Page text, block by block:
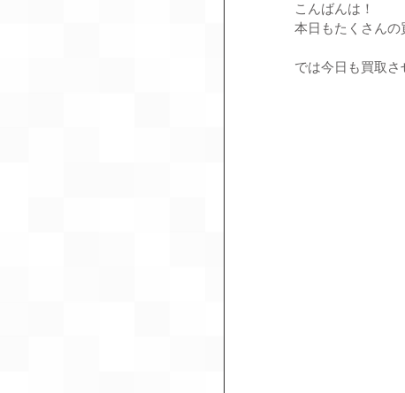
こんばんは！
本日もたくさんの
では今日も買取さ